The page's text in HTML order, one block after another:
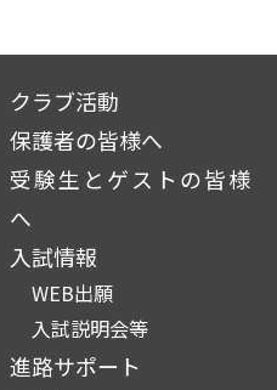
クラブ活動
保護者の皆様へ
受験生とゲストの皆様
へ
入試情報
WEB出願
入試説明会等
進路サポート